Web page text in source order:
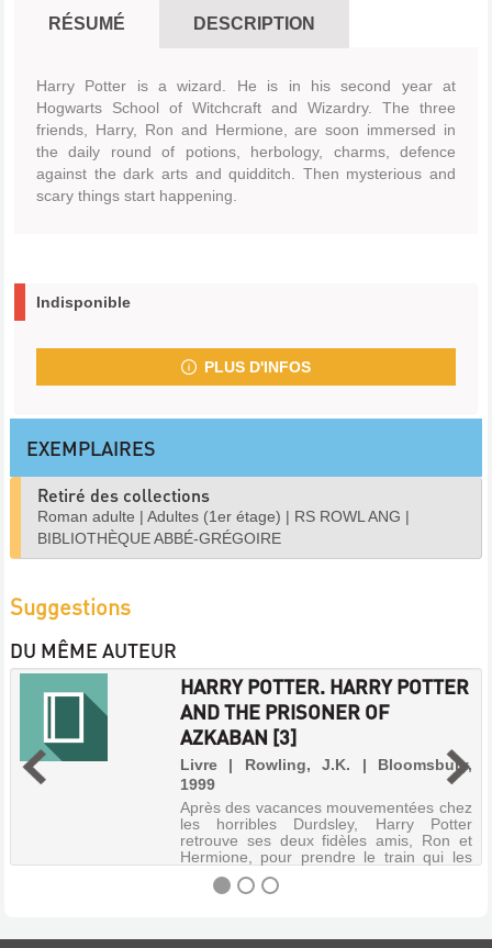
RÉSUMÉ DESCRIPTION
Harry Potter is a wizard. He is in his second year at
Hogwarts School of Witchcraft and Wizardry. The three
friends, Harry, Ron and Hermione, are soon immersed in
the daily round of potions, herbology, charms, defence
against the dark arts and quidditch. Then mysterious and
scary things start happening.
Indisponible
PLUS D'INFOS
EXEMPLAIRES
Retiré des collections
Roman adulte | Adultes (1er étage) | RS ROWL ANG |
BIBLIOTHÈQUE ABBÉ-GRÉGOIRE
Suggestions
DU MÊME AUTEUR
HARRY POTTER. HARRY POTTER
AND THE PRISONER OF
AZKABAN [3]
Livre | Rowling, J.K. | Bloomsbury,
1999
Après des vacances mouvementées chez
les horribles Durdsley, Harry Potter
retrouve ses deux fidèles amis, Ron et
Hermione, pour prendre le train qui les
ramène à Poudlard, l'école des sorciers.
Aux dernières nouvelles, Sirius Blac...